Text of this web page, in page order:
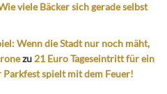
viele Bäcker sich gerade selbst
Wenn die Stadt nur noch mäht,
zu 21 Euro Tageseintritt für ein
spielt mit dem Feuer!